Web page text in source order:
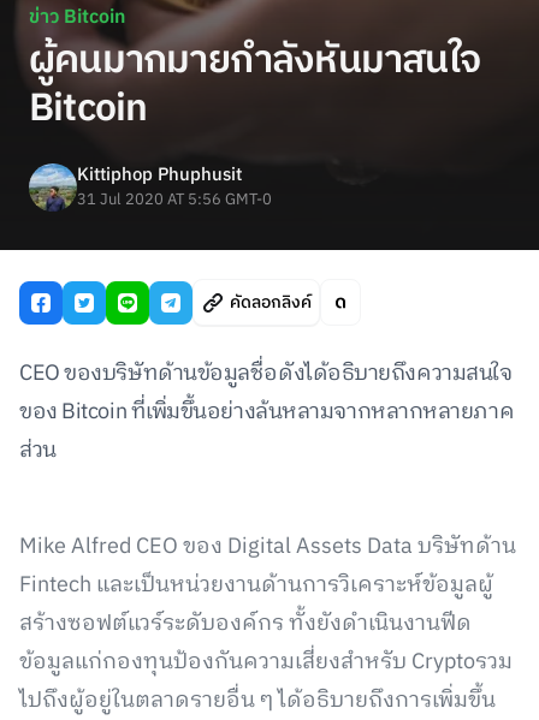
ข่าว Bitcoin
ผู้คนมากมายกำลังหันมาสนใจ
Bitcoin
Kittiphop Phuphusit
31 Jul 2020 AT 5:56 GMT-0
คัดลอกลิงค์
CEO ของบริษัทด้านข้อมูลชื่อดังได้อธิบายถึงความสนใจ
ของ Bitcoin ที่เพิ่มขึ้นอย่างล้นหลามจากหลากหลายภาค
ส่วน
Mike Alfred CEO ของ Digital Assets Data บริษัทด้าน
Fintech และเป็นหน่วยงานด้านการวิเคราะห์ข้อมูลผู้
สร้างซอฟต์แวร์ระดับองค์กร ทั้งยังดำเนินงานฟีด
ข้อมูลแก่กองทุนป้องกันความเสี่ยงสำหรับ Cryptoรวม
ไปถึงผู้อยู่ในตลาดรายอื่น ๆ ได้อธิบายถึงการเพิ่มขึ้น